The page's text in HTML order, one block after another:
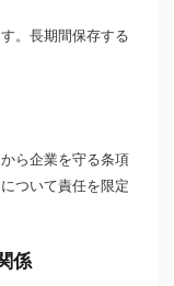
。長期間保存する
ら企業を守る条項
ついて責任を限定
係